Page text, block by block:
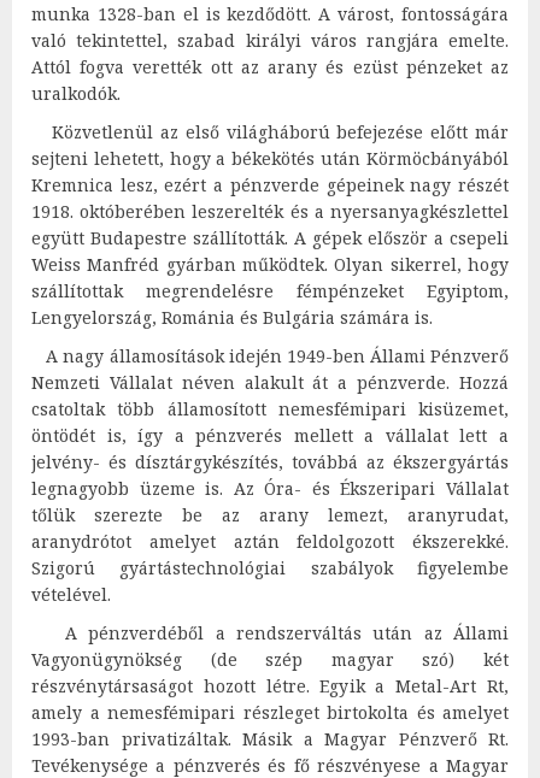
munka 1328-ban el is kezdődött. A várost, fontosságára
való tekintettel, szabad királyi város rangjára emelte.
Attól fogva verették ott az arany és ezüst pénzeket az
uralkodók.
Közvetlenül az első világháború befejezése előtt már
sejteni lehetett, hogy a békekötés után Körmöcbányából
Kremnica lesz, ezért a pénzverde gépeinek nagy részét
1918. októberében leszerelték és a nyersanyagkészlettel
együtt Budapestre szállították. A gépek először a csepeli
Weiss Manfréd gyárban működtek. Olyan sikerrel, hogy
szállítottak megrendelésre fémpénzeket Egyiptom,
Lengyelország, Románia és Bulgária számára is.
A nagy államosítások idején 1949-ben Állami Pénzverő
Nemzeti Vállalat néven alakult át a pénzverde. Hozzá
csatoltak több államosított nemesfémipari kisüzemet,
öntödét is, így a pénzverés mellett a vállalat lett a
jelvény- és dísztárgykészítés, továbbá az ékszergyártás
legnagyobb üzeme is. Az Óra- és Ékszeripari Vállalat
tőlük szerezte be az arany lemezt, aranyrudat,
aranydrótot amelyet aztán feldolgozott ékszerekké.
Szigorú gyártástechnológiai szabályok figyelembe
vételével.
A pénzverdéből a rendszerváltás után az Állami
Vagyonügynökség (de szép magyar szó) két
részvénytársaságot hozott létre. Egyik a Metal-Art Rt,
amely a nemesfémipari részleget birtokolta és amelyet
1993-ban privatizáltak. Másik a Magyar Pénzverő Rt.
Tevékenysége a pénzverés és fő részvényese a Magyar